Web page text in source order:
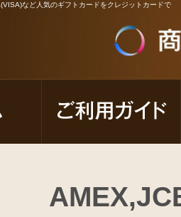
など人気のギフトカードをクレジットカードで